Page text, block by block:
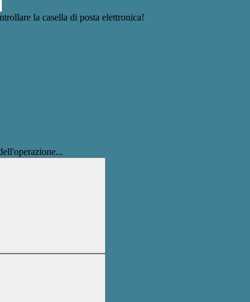
la casella di posta elettronica!